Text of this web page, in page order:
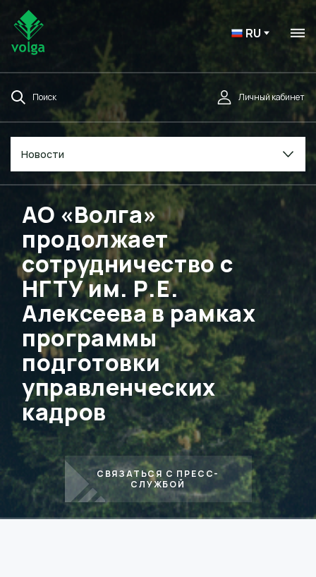
RU
Поиск Личный кабинет
Новости
АО «Волга»
продолжает
сотрудничество с
НГТУ им. Р.Е.
Алексеева в рамках
программы
подготовки
управленческих
кадров
СВЯЗАТЬСЯ С ПРЕСС-
СЛУЖБОЙ